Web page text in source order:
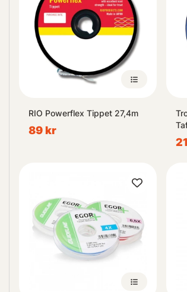
RIO Powerflex Tippet 27,4m
89 kr